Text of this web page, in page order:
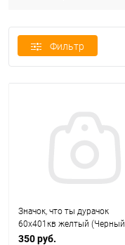
Фильтр
Значок, что ты дурачок
60х401кв желтый (Черный
габардин)
350 руб.